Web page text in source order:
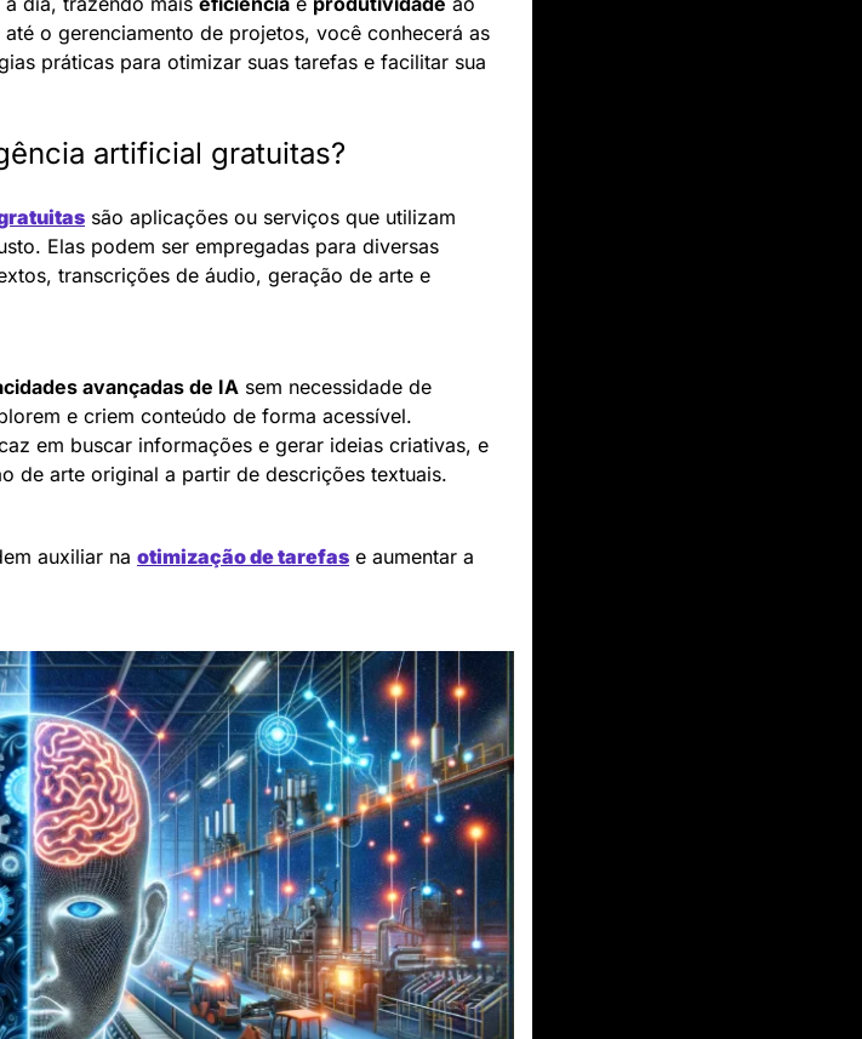
o gerenciamento de projetos, você conhecerá as
práticas para otimizar suas tarefas e facilitar sua
artificial gratuitas?
são aplicações ou serviços que utilizam
Elas podem ser empregadas para diversas
transcrições de áudio, geração de arte e
avançadas de IA sem necessidade de
e criem conteúdo de forma acessível.
em buscar informações e gerar ideias criativas, e
de arte original a partir de descrições textuais.
auxiliar na otimização de tarefas e aumentar a